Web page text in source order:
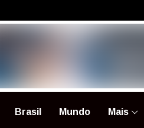
Brasil Mundo Mais